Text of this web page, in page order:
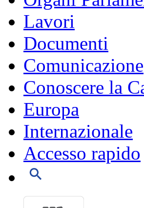
Lavori
Documenti
Comunicazione
Conoscere la
Europa
Internazionale
Accesso rapido